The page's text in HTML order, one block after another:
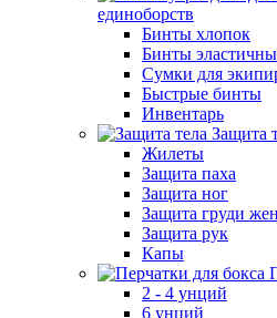
единоборств
Бинты хлопок
Бинты
Сумки для
Быстрые бинты
Инвентарь
Защита
Жилеты
Защита паха
Защита ног
Защита груди
Защита рук
Капы
2 - 4 унций
6 унций